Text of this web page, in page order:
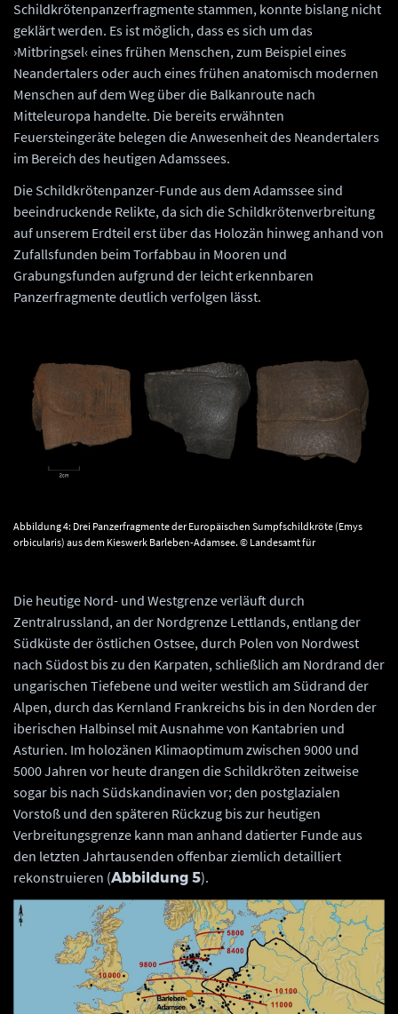
Schildkrötenpanzerfragmente stammen, konnte bislang nicht
geklärt werden. Es ist möglich, dass es sich um das
›Mitbringsel‹ eines frühen Menschen, zum Beispiel eines
Neandertalers oder auch eines frühen anatomisch modernen
Menschen auf dem Weg über die Balkanroute nach
Mitteleuropa handelte. Die bereits erwähnten
Feuersteingeräte belegen die Anwesenheit des Neandertalers
im Bereich des heutigen Adamssees.
Die Schildkrötenpanzer-Funde aus dem Adamssee sind
beeindruckende Relikte, da sich die Schildkrötenverbreitung
auf unserem Erdteil erst über das Holozän hinweg anhand von
Zufallsfunden beim Torfabbau in Mooren und
Grabungsfunden aufgrund der leicht erkennbaren
Panzerfragmente deutlich verfolgen lässt.
Abbildung 4: Drei Panzerfragmente der Europäischen Sumpfschildkröte (Emys
orbicularis) aus dem Kieswerk Barleben-Adamsee. © Landesamt für
Die heutige Nord- und Westgrenze verläuft durch
Zentralrussland, an der Nordgrenze Lettlands, entlang der
Südküste der östlichen Ostsee, durch Polen von Nordwest
nach Südost bis zu den Karpaten, schließlich am Nordrand der
ungarischen Tiefebene und weiter westlich am Südrand der
Alpen, durch das Kernland Frankreichs bis in den Norden der
iberischen Halbinsel mit Ausnahme von Kantabrien und
Asturien. Im holozänen Klimaoptimum zwischen 9000 und
5000 Jahren vor heute drangen die Schildkröten zeitweise
sogar bis nach Südskandinavien vor; den postglazialen
Vorstoß und den späteren Rückzug bis zur heutigen
Verbreitungsgrenze kann man anhand datierter Funde aus
den letzten Jahrtausenden offenbar ziemlich detailliert
rekonstruieren (Abbildung 5).